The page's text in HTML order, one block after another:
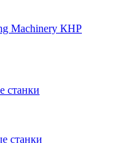
Machinery КНР
станки
станки